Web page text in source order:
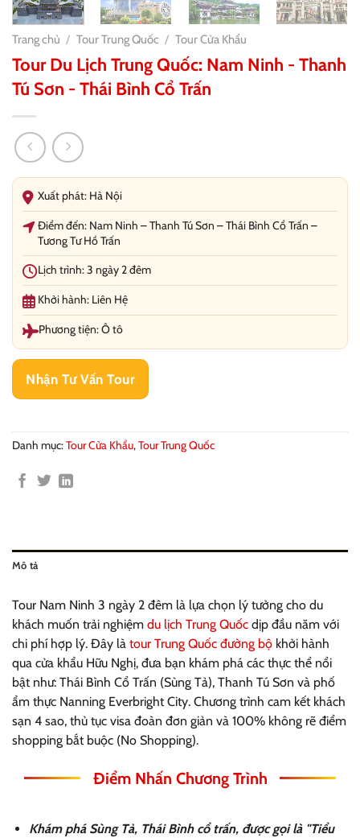
Trang chủ / Tour Trung Quốc / Tour Cửa Khẩu
Tour Du Lịch Trung Quốc: Nam Ninh - Thanh
Tú Sơn - Thái Bình Cổ Trấn
Xuất phát: Hà Nội
Điểm đến: Nam Ninh – Thanh Tú Sơn – Thái Bình Cổ Trấn –
Tương Tư Hồ Trấn
Lịch trình: 3 ngày 2 đêm
Khởi hành: Liên Hệ
Phương tiện: Ô tô
Nhận Tư Vấn Tour
Danh mục:Tour Cửa Khẩu,Tour Trung Quốc
Mô tả
Tour Nam Ninh 3 ngày 2 đêm là lựa chọn lý tưởng cho du
khách muốn trải nghiệm du lịch Trung Quốc dịp đầu năm với
chi phí hợp lý. Đây là tour Trung Quốc đường bộ khởi hành
qua cửa khẩu Hữu Nghị, đưa bạn khám phá các thực thể nổi
bật như: Thái Bình Cổ Trấn (Sùng Tả), Thanh Tú Sơn và phố
ẩm thực Nanning Everbright City. Chương trình cam kết khách
sạn 4 sao, thủ tục visa đoàn đơn giản và 100% không rẽ điểm
shopping bắt buộc (No Shopping).
Điểm Nhấn Chương Trình
Khám phá Sùng Tả, Thái Bình cổ trấn, được gọi là "Tiểu